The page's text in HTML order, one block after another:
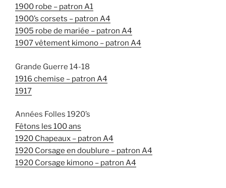
1900 robe – patron A1
1900’s corsets – patron A4
1905 robe de mariée – patron A4
1907 vêtement kimono – patron A4
Grande Guerre 14-18
1916 chemise – patron A4
1917
Années Folles 1920’s
Fêtons les 100 ans
1920 Chapeaux – patron A4
1920 Corsage en doublure – patron A4
1920 Corsage kimono – patron A4